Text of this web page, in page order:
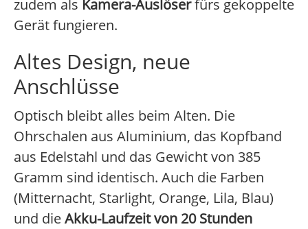
zudem als Kamera-Auslöserfürs gekoppelte
Gerät fungieren.
Altes Design, neue
Anschlüsse
Optisch bleibt alles beim Alten. Die
Ohrschalen aus Aluminium, das Kopfband
aus Edelstahl und das Gewicht von 385
Gramm sind identisch. Auch die Farben
(Mitternacht, Starlight, Orange, Lila, Blau)
und dieAkku-Laufzeit von 20 Stunden